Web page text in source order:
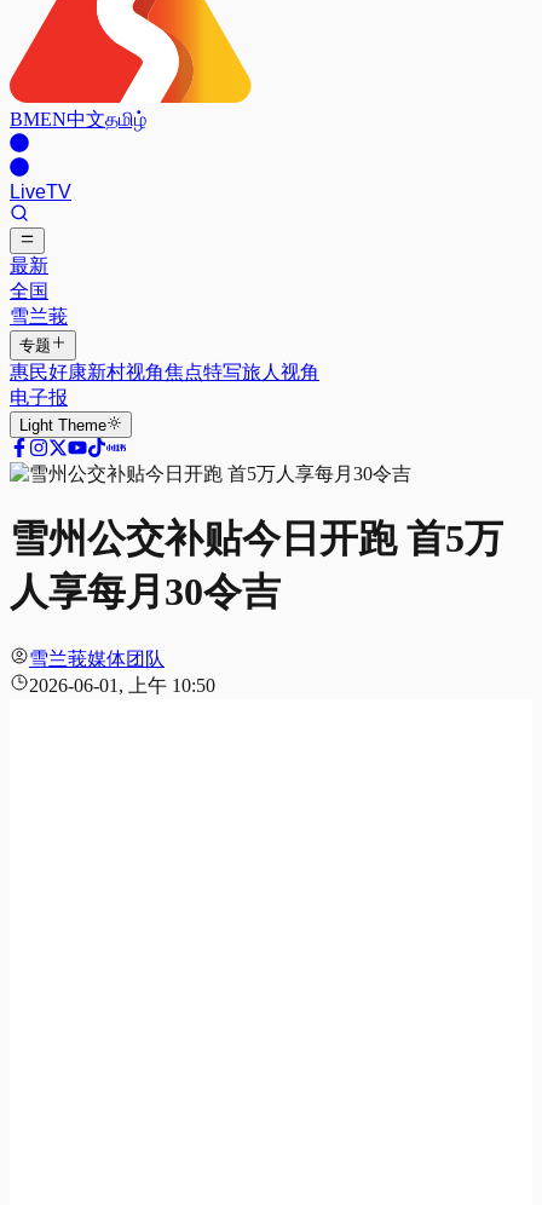
BMEN中文தமிழ்
LiveTV
最新
全国
雪兰莪
专题
惠民好康新村视角焦点特写旅人视角
电子报
Light Theme
雪州公交补贴今日开跑 首5万
人享每月30令吉
雪兰莪媒体团队
2026-06-01, 上午 10:50